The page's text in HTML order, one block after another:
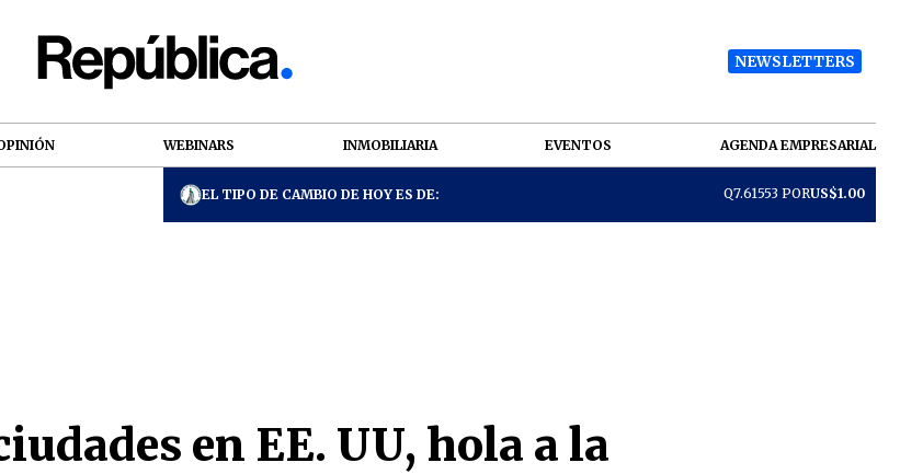
NEWSLETTERS
WEBINARS INMOBILIARIA EVENTOS AGENDA EMPRESARIAL
EL TIPO DE CAMBIO DE HOY ES DE: Q7.61553 PORUS$1.00
en EE. UU, hola a la